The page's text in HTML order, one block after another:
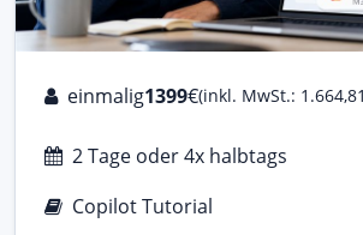
einmalig1399€(inkl. MwSt.:
2 Tage oder 4x halbtags
Copilot Tutorial